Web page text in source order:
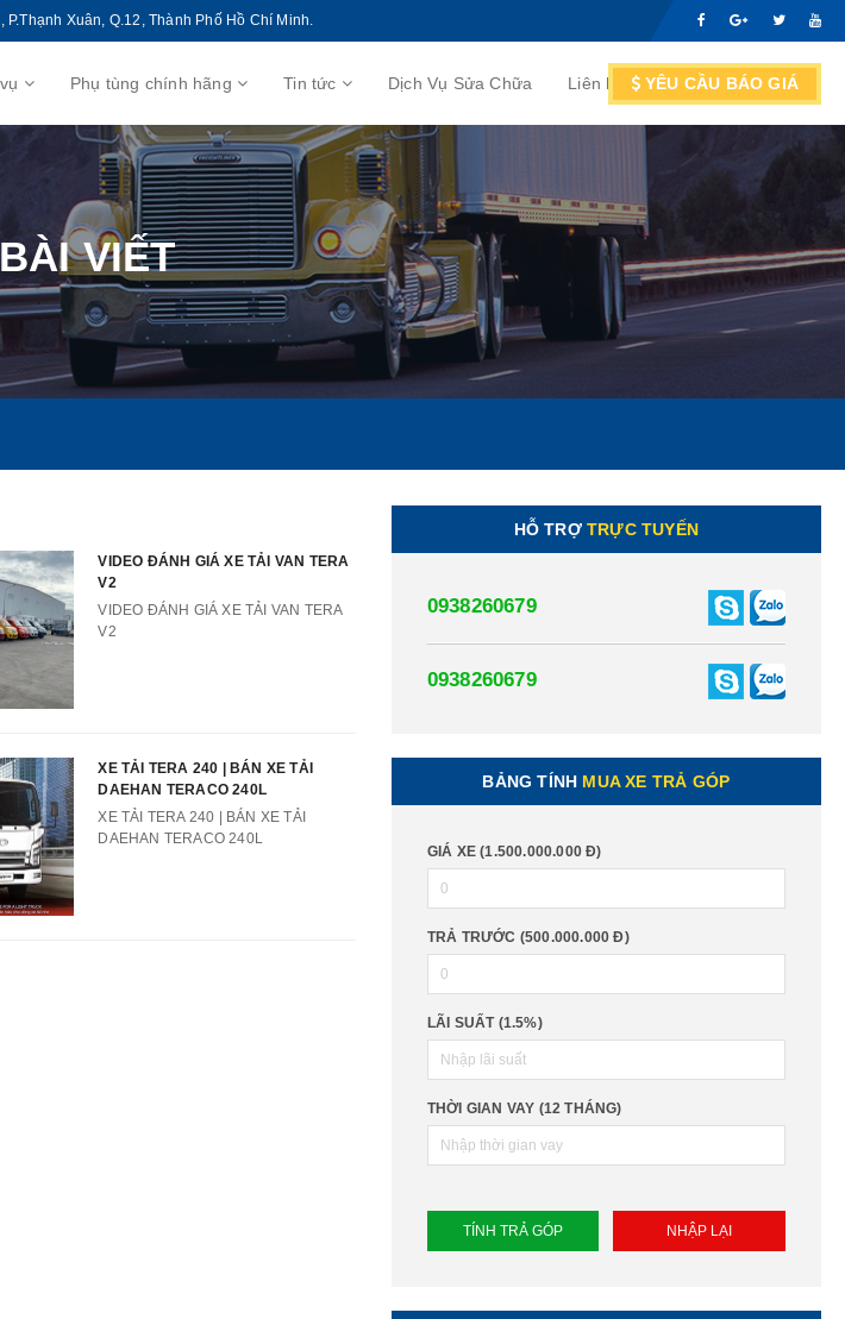
P.Thạnh Xuân, Q.12, Thành Phố Hồ Chí Minh.
Phụ tùng chính hãng Tin tức Dịch Vụ Sửa Chữa Liên hệ Nội bộ
YÊU CẦU BÁO GIÁ
VIẾT
VIDEO ĐÁNH GIÁ XE TẢI VAN TERA
V2
VIDEO ĐÁNH GIÁ XE TẢI VAN TERA
V2
XE TẢI TERA 240 | BÁN XE TẢI
DAEHAN TERACO 240L
XE TẢI TERA 240 | BÁN XE TẢI
DAEHAN TERACO 240L
HỖ TRỢTRỰC TUYẾN
0938260679
0938260679
BẢNG TÍNH MUA XE TRẢ GÓP
GIÁ XE (1.500.000.000 Đ)
TRẢ TRƯỚC (500.000.000 Đ)
LÃI SUẤT (1.5%)
THỜI GIAN VAY (12 THÁNG)